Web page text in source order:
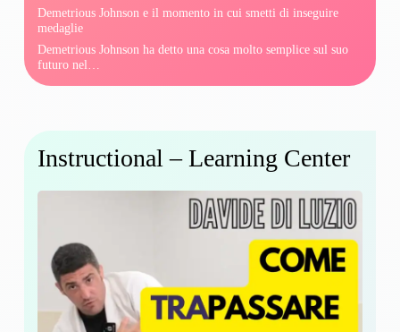
Demetrious Johnson e il momento in cui smetti di inseguire
medaglie
Demetrious Johnson ha detto una cosa molto semplice sul suo
futuro nel…
Instructional – Learning Center